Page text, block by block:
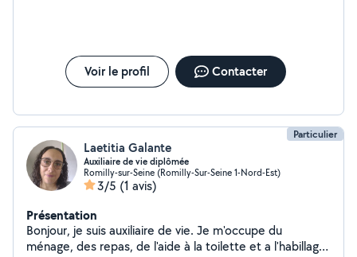
Voir le profil Contacter
Particulier
Laetitia Galante
Auxiliaire de vie diplômée
Romilly-sur-Seine (Romilly-Sur-Seine 1-Nord-Est)
3/5 (1 avis)
Présentation
Bonjour, je suis auxiliaire de vie. Je m'occupe du
ménage, des repas, de l'aide à la toilette et a l'habillage.